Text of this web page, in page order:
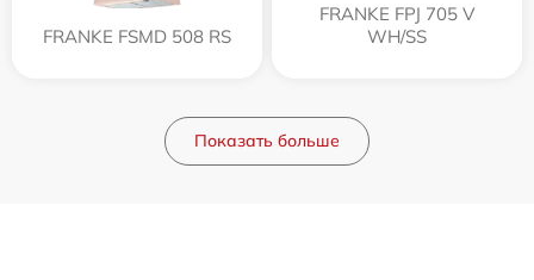
FRANKE FSMD 508 RS
FRANKE FPJ 705 V
WH/SS
Показать больше